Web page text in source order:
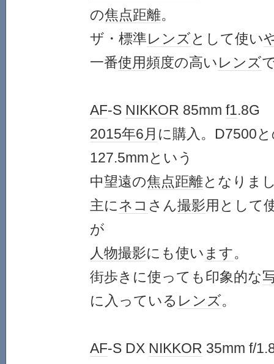
の焦点距離。
ザ・標準レンズとして使い
一番使用頻度の高いレンズ
AF-S NIKKOR 85mm f1.8G
2015年6月 に購入。D7500
127.5mmという
中望遠の焦点距離となりま
主にネコ さん撮影用として
が
人物撮影にも使い ます。
街歩きに使っても印象的な
に入っている レンズ。
AF-S DX NIKKOR 35mm f/